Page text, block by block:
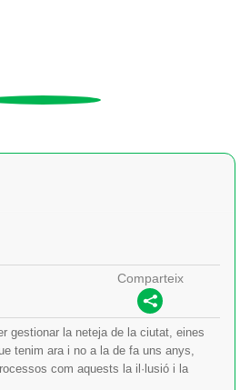
Comparteix
gestionar la neteja de la ciutat, eines
tenim ara i no a la de fa uns anys,
com aquests la il·lusió i la